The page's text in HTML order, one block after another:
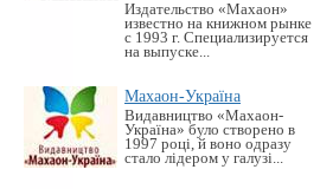
Издательство «Махаон»
известно на книжном рынке
с 1993 г. Специализируется
на выпуске...
Махаон-Україна
Видавництво «Махаон-
Україна» було створено в
1997 році, й воно одразу
стало лідером у галузі...